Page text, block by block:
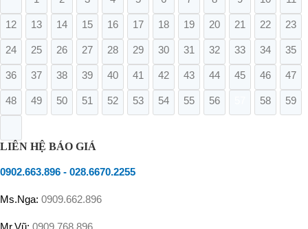
12 13 14 15 16 17 18 19 20 21 22 23
24 25 26 27 28 29 30 31 32 33 34 35
36 37 38 39 40 41 42 43 44 45 46 47
48 49 50 51 52 53 54 55 56 58 59
LIÊN HỆ BÁO GIÁ
0902.663.896 - 028.6670.2255
Ms.Nga: 0909.662.896
Mr.Vũ: 0909.768.896